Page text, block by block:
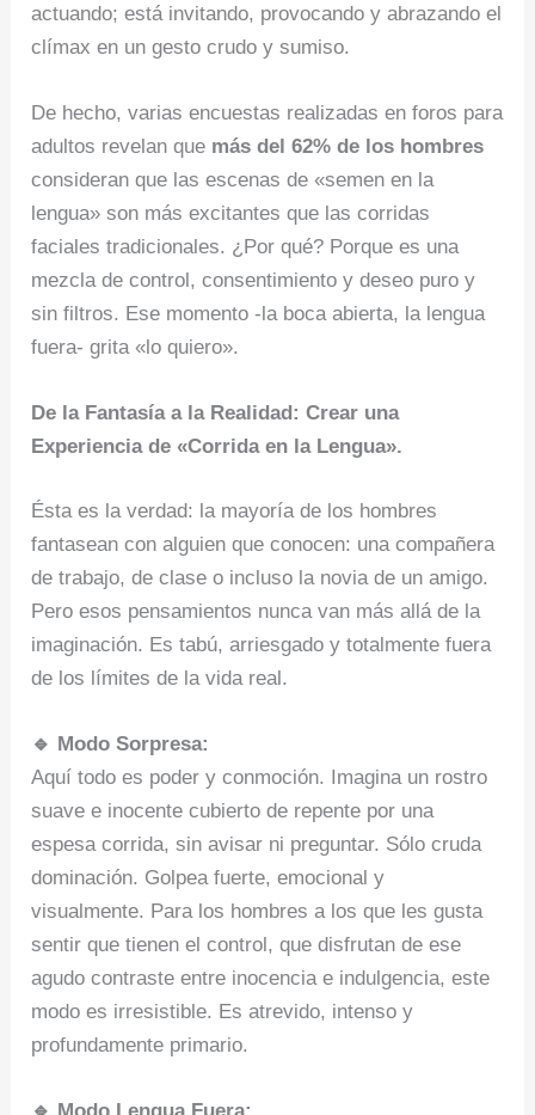
actuando; está invitando, provocando y abrazando el
clímax en un gesto crudo y sumiso.
De hecho, varias encuestas realizadas en foros para
adultos revelan que más del 62% de los hombres
consideran que las escenas de «semen en la
lengua» son más excitantes que las corridas
faciales tradicionales. ¿Por qué? Porque es una
mezcla de control, consentimiento y deseo puro y
sin filtros. Ese momento -la boca abierta, la lengua
fuera- grita «lo quiero».
De la Fantasía a la Realidad: Crear una
Experiencia de «Corrida en la Lengua».
Ésta es la verdad: la mayoría de los hombres
fantasean con alguien que conocen: una compañera
de trabajo, de clase o incluso la novia de un amigo.
Pero esos pensamientos nunca van más allá de la
imaginación. Es tabú, arriesgado y totalmente fuera
de los límites de la vida real.
🔹 Modo Sorpresa:
Aquí todo es poder y conmoción. Imagina un rostro
suave e inocente cubierto de repente por una
espesa corrida, sin avisar ni preguntar. Sólo cruda
dominación. Golpea fuerte, emocional y
visualmente. Para los hombres a los que les gusta
sentir que tienen el control, que disfrutan de ese
agudo contraste entre inocencia e indulgencia, este
modo es irresistible. Es atrevido, intenso y
profundamente primario.